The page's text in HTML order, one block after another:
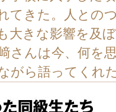
てきた。人との
大きな影響を及
さんは今、何を
がら語ってくれ